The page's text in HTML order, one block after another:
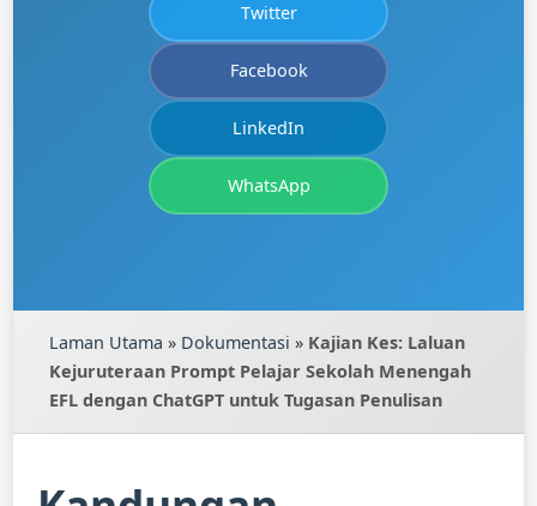
Twitter
Facebook
LinkedIn
WhatsApp
Laman Utama » Dokumentasi » Kajian Kes: Laluan
Kejuruteraan Prompt Pelajar Sekolah Menengah
EFL dengan ChatGPT untuk Tugasan Penulisan